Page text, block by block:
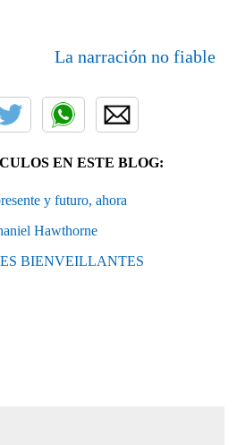
La narración no fiable
EN ESTE BLOG:
y futuro, ahora
Hawthorne
BIENVEILLANTES